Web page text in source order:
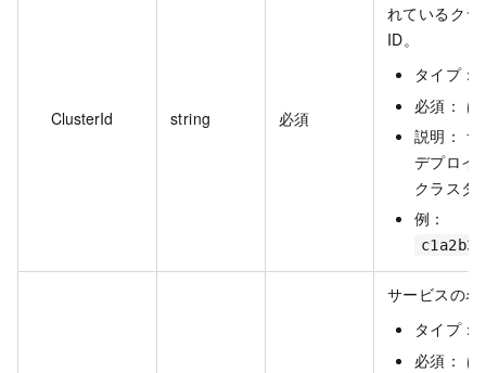
ClusterId string 必須
れているクラ
ID。
タイプ：
必須： は
説明：
デプロイ
クラスタ
例：
サービスの名
タイプ：
必須： は